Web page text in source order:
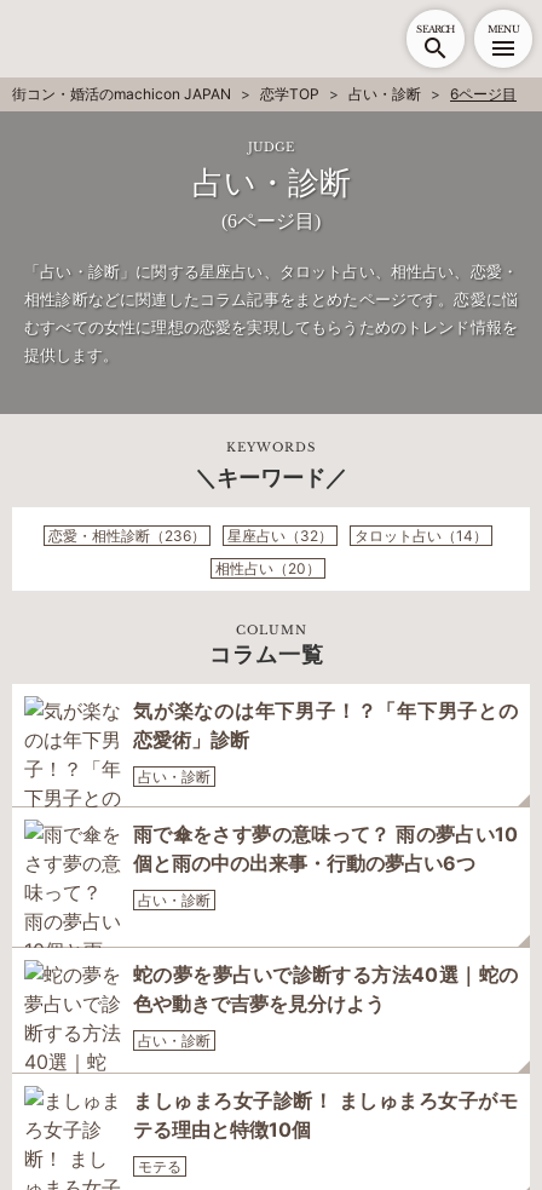
SEARCH MENU
街コン・婚活のmachicon JAPAN 恋学TOP 占い・診断 6ページ目
占い・診断
(6ページ目)
「占い・診断」に関する星座占い、タロット占い、相性占い、恋愛・
相性診断などに関連したコラム記事をまとめたページです。恋愛に悩
むすべての女性に理想の恋愛を実現してもらうためのトレンド情報を
提供します。
KEYWORDS
キーワード
恋愛・相性診断（236） 星座占い（32）
タロット占い（14）
相性占い（20）
COLUMN
コラム一覧
気が楽なのは年下男子！？「年下男子との
恋愛術」診断
占い・診断
雨で傘をさす夢の意味って？ 雨の夢占い10
個と雨の中の出来事・行動の夢占い6つ
占い・診断
蛇の夢を夢占いで診断する方法40選｜蛇の
色や動きで吉夢を見分けよう
占い・診断
ましゅまろ女子診断！ ましゅまろ女子がモ
テる理由と特徴10個
モテる